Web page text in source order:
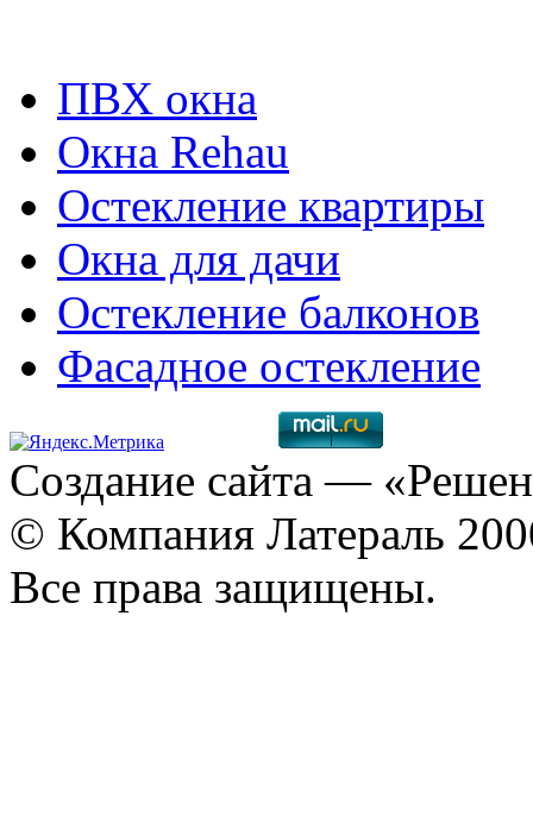
ПВХ окна
Окна Rehau
Остекление квартиры
Окна для дачи
Остекление балконов
Фасадное остекление
Создание сайта —
© Компания Латераль
Все права защищены.